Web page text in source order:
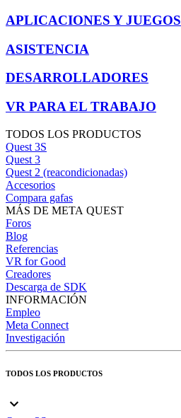
APLICACIONES Y JUEGOS
ASISTENCIA
DESARROLLADORES
VR PARA EL TRABAJO
TODOS LOS PRODUCTOS
Quest 3S
Quest 3
Quest 2 (reacondicionadas)
Accesorios
Compara gafas
MÁS DE META QUEST
Foros
Blog
Referencias
VR for Good
Creadores
Descarga de SDK
INFORMACIÓN
Empleo
Meta Connect
Investigación
TODOS LOS PRODUCTOS